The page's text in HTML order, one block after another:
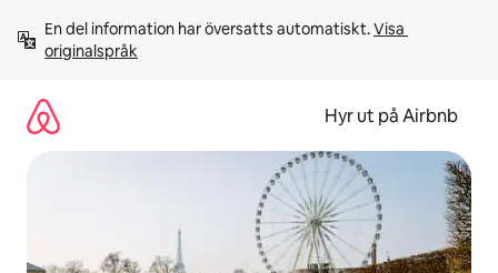
innehåll
En del information har översatts automatiskt. Visa
originalspråk
Hyr ut på Airbnb